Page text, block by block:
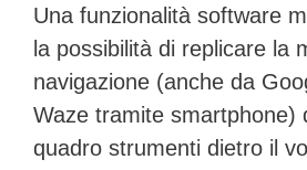
Una funzionalità software
la possibilità di replicare la
navigazione (anche da
Waze tramite smartphone)
quadro strumenti dietro il